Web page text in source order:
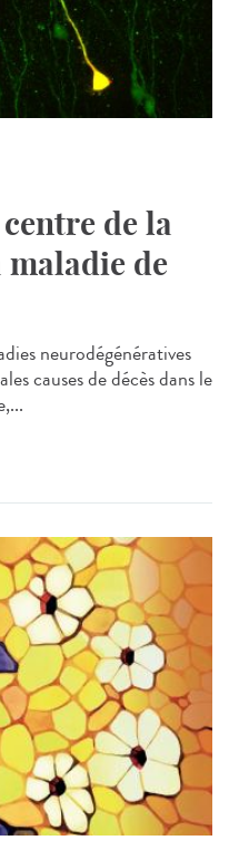
de la
de
neurodégénératives
causes de décès dans le